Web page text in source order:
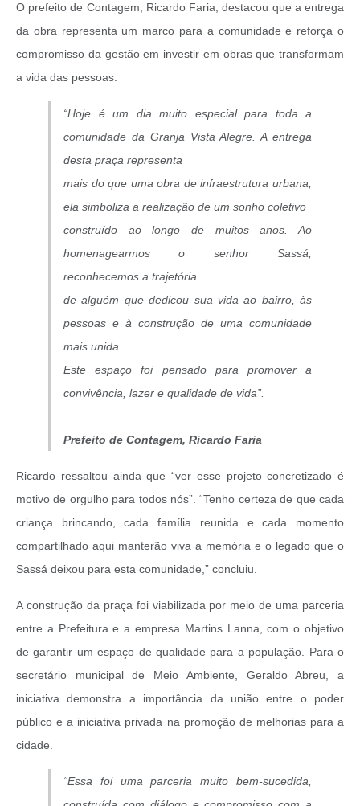
O prefeito de Contagem, Ricardo Faria, destacou que a entrega
da obra representa um marco para a comunidade e reforça o
compromisso da gestão em investir em obras que transformam
a vida das pessoas.
“Hoje é um dia muito especial para toda a
comunidade da Granja Vista Alegre. A entrega
desta praça representa
mais do que uma obra de infraestrutura urbana;
ela simboliza a realização de um sonho coletivo
construído ao longo de muitos anos. Ao
homenagearmos o senhor Sassá,
reconhecemos a trajetória
de alguém que dedicou sua vida ao bairro, às
pessoas e à construção de uma comunidade
mais unida.
Este espaço foi pensado para promover a
convivência, lazer e qualidade de vida”.
Prefeito de Contagem, Ricardo Faria
Ricardo ressaltou ainda que “ver esse projeto concretizado é
motivo de orgulho para todos nós”. “Tenho certeza de que cada
criança brincando, cada família reunida e cada momento
compartilhado aqui manterão viva a memória e o legado que o
Sassá deixou para esta comunidade,” concluiu.
A construção da praça foi viabilizada por meio de uma parceria
entre a Prefeitura e a empresa Martins Lanna, com o objetivo
de garantir um espaço de qualidade para a população. Para o
secretário municipal de Meio Ambiente, Geraldo Abreu, a
iniciativa demonstra a importância da união entre o poder
público e a iniciativa privada na promoção de melhorias para a
cidade.
“Essa foi uma parceria muito bem-sucedida,